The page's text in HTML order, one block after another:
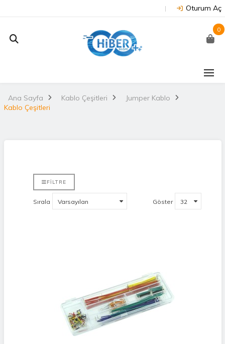
Oturum Aç
0
Ana Sayfa Kablo Çeşitleri
Jumper Kablo
Kablo Çeşitleri
FILTRE
Sırala Göster